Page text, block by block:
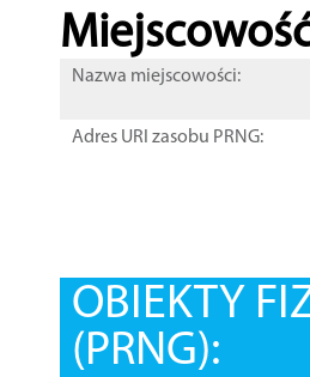
Nazwa miejscowości:
Adres URI zasobu PRNG:
OBIEKTY
(PRNG):